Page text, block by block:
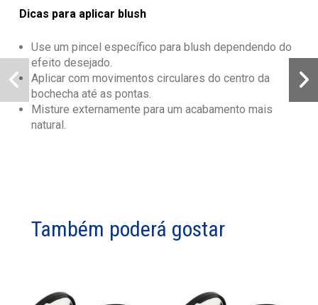
Dicas para aplicar blush
Use um pincel específico para blush dependendo do
efeito desejado.
Aplicar com movimentos circulares do centro da
bochecha até as pontas.
Misture externamente para um acabamento mais
natural.
Também poderá gostar